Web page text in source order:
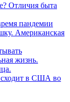
Отличия быта
пандемии
Американская
жизнь.
в США во